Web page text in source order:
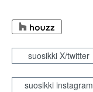
suosikki X/twitter
suosikki instagram